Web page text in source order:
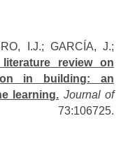
I.J.; GARCÍA, J.;
review on
in building: an
learning. Journal of